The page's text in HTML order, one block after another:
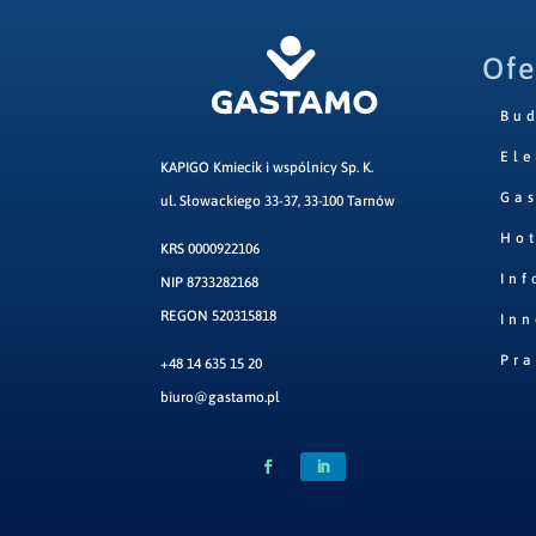
KAPIGO Kmiecik i wspólnicy Sp. K.
ul. Słowackiego 33-37, 33-100 Tarnów
KRS 0000922106
NIP 8733282168
REGON 520315818
+48 14 635 15 20
biuro@gastamo.pl